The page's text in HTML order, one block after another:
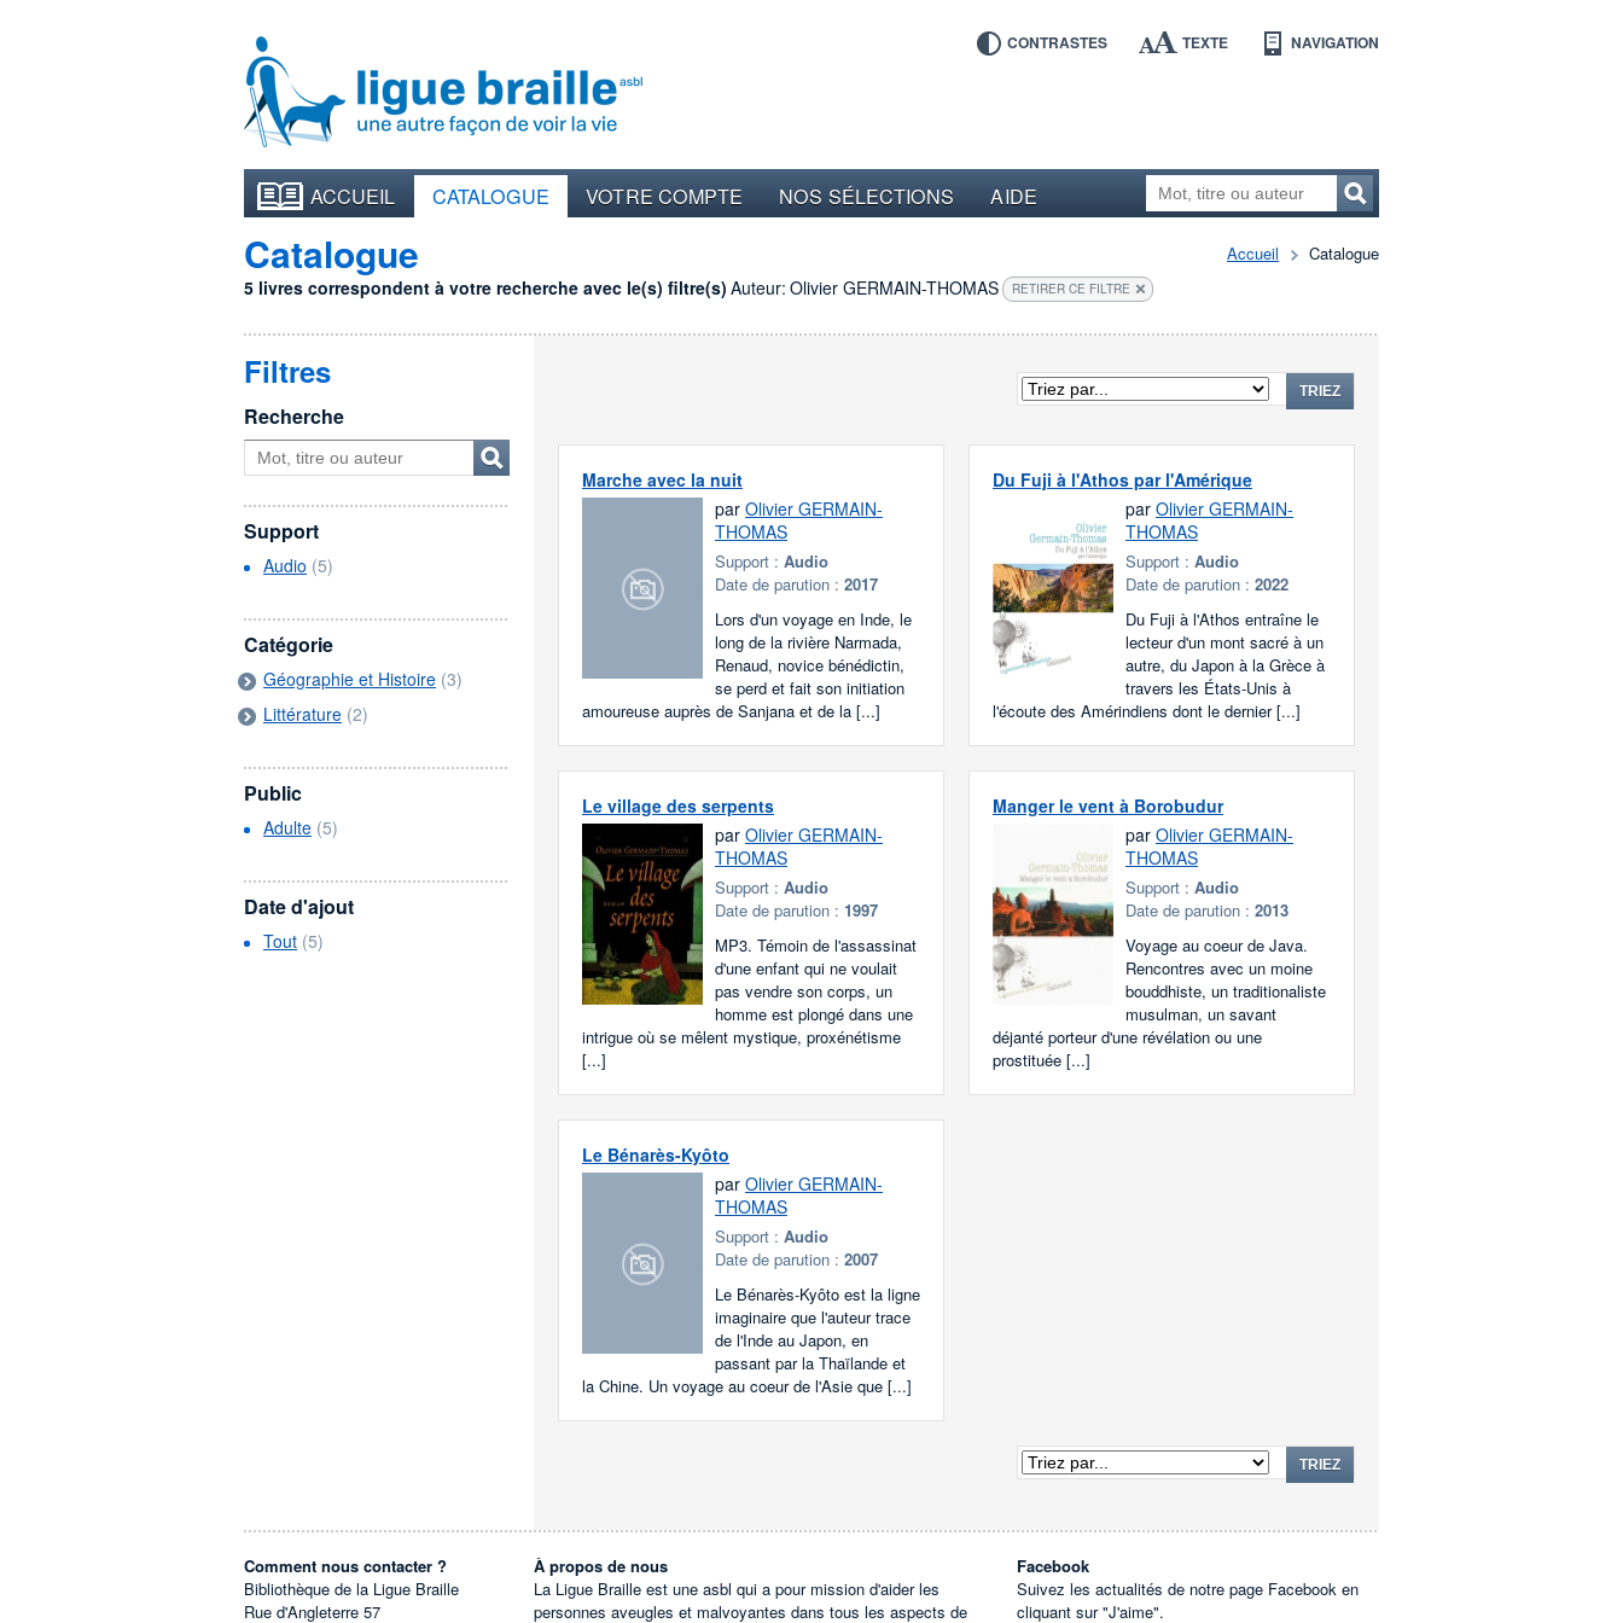
CONTRASTES TEXTE NAVIGATION
ACCUEIL CATALOGUE VOTRE COMPTE NOS SÉLECTIONS AIDE
Accueil Catalogue
Catalogue
5 livres correspondent à votre recherche avec le(s) filtre(s) Auteur: Olivier GERMAIN-THOMAS RETIRER CE FILTRE
TRIEZ
Marche avec la nuit
parOlivier GERMAIN-
THOMAS
Support :Audio
Date de parution :2017
Lors d'un voyage en Inde, le
long de la rivière Narmada,
Renaud, novice bénédictin,
se perd et fait son initiation
amoureuse auprès de Sanjana et de la [...]
Du Fuji à l'Athos par l'Amérique
par Olivier GERMAIN-
THOMAS
Support : Audio
Date de parution : 2022
Du Fuji à l'Athos entraîne le
lecteur d'un mont sacré à un
autre, du Japon à la Grèce à
travers les États-Unis à
l'écoute des Amérindiens dont le dernier [...]
Le village des serpents
parOlivier GERMAIN-
THOMAS
Support :Audio
Date de parution : 1997
MP3. Témoin de l'assassinat
d'une enfant qui ne voulait
pas vendre son corps, un
homme est plongé dans une
intrigue où se mêlent mystique, proxénétisme
[...]
Manger le vent à Borobudur
par Olivier GERMAIN-
THOMAS
Support : Audio
Date de parution : 2013
Voyage au coeur de Java.
Rencontres avec un moine
bouddhiste, un traditionaliste
musulman, un savant
déjanté porteur d'une révélation ou une
prostituée [...]
Le Bénarès-Kyôto
parOlivier GERMAIN-
THOMAS
Support :Audio
Date de parution :2007
Le Bénarès-Kyôto est la ligne
imaginaire que l'auteur trace
de l'Inde au Japon, en
passant par la Thaïlande et
la Chine. Un voyage au coeur de l'Asie que [...]
TRIEZ
Filtres
Recherche
Support
Audio (5)
Catégorie
Géographie et Histoire (3)
Littérature (2)
Public
Adulte (5)
Date d'ajout
Tout (5)
Comment nous contacter ?
Bibliothèque de la Ligue Braille
Rue d'Angleterre 57
À propos de nous
La Ligue Braille est une asbl qui a pour mission d'aider les
personnes aveugles et malvoyantes dans tous les aspects de
Facebook
Suivez les actualités de notre page Facebook en
cliquant sur "J'aime".